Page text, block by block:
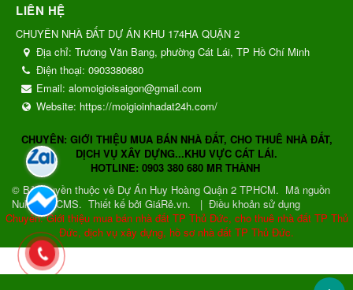
LIÊN HỆ
CHUYÊN NHÀ ĐẤT DỰ ÁN KHU 174HA QUẬN 2
Địa chỉ: Trương Văn Bang, phường Cát Lái, TP Hồ Chí Minh
Điện thoại: 0903380680
Email: alomoigioisaigon@gmail.com
Website: https://moigioinhadat24h.com/
CHUYÊN: GIỚI THIỆU MUA BÁN NHÀ ĐẤT, CHO THUÊ NHÀ ĐẤT,
DỊCH VỤ XÂY DỰNG...KHU VỰC CÁT LÁI.
HOTLINE: 0903 380 680 MR THÀNH
© Bản quyền thuộc về Dự Án Huy Hoàng Quận 2 TPHCM. Mã nguồn
NukeViet CMS. Thiết kế bởi GiáRẻ.vn. | Điều khoản sử dụng
Chuyên: Giới thiệu mua bán nhà đất TP Thủ Đức, cho thuê nhà đất TP Thủ
Đức, dịch vụ xây dựng, hồ sơ nhà đất TP Thủ Đức.